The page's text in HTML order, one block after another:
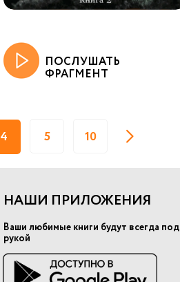
ПОСЛУШАТЬ
ФРАГМЕНТ
4 5 10
НАШИ ПРИЛОЖЕНИЯ
Ваши любимые книги будут всегда под
рукой